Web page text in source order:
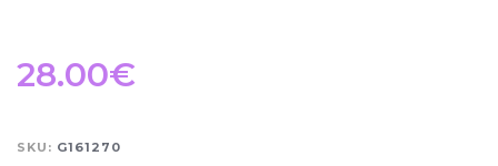
28.00€
SKU: G161270